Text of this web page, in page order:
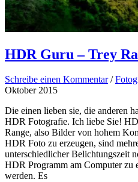
HDR Guru – Trey
Schreibe einen Kommentar /
Oktober 2015
Die einen lieben sie, die anderen
HDR Fotografie. Ich liebe Sie!
Range, also Bilder von hohem
HDR Foto zu erzeugen, sind
unterschiedlicher Belichtungszeit
HDR Programm am Computer zu
werden. Es